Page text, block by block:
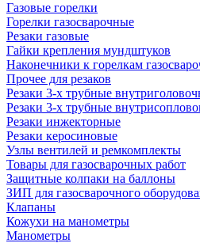
Газовые горелки
Горелки газосварочные
Резаки газовые
Гайки крепления мундштуков
Наконечники к горелкам
Прочее для резаков
Резаки 3-х трубные
Резаки 3-х трубные
Резаки инжекторные
Резаки керосиновые
Узлы вентилей и ремкомплекты
Товары для газосварочных работ
Защитные колпаки на баллоны
ЗИП для газосварочного
Клапаны
Кожухи на манометры
Манометры